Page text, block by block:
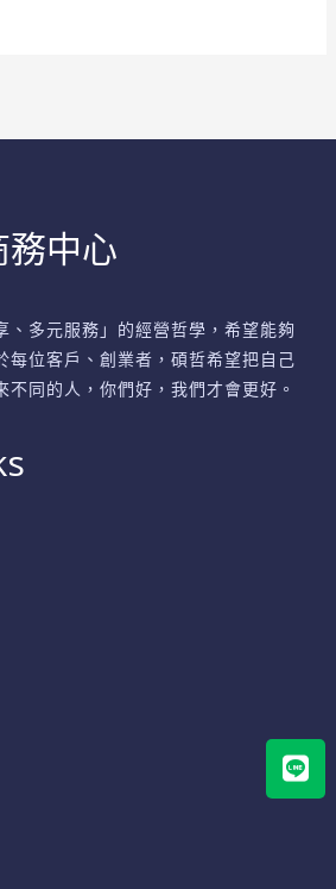
中心
、多元服務」的經營哲學，希望能夠
每位客戶、創業者，碩哲希望把自己
不同的人，你們好，我們才會更好。